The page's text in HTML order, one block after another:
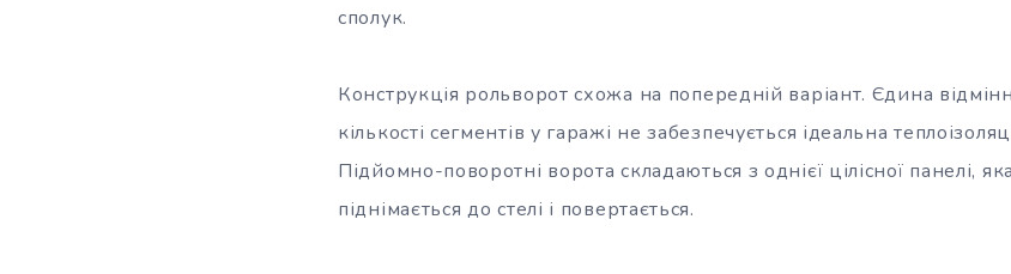
сполук.
Конструкція рольворот схожа на попередній варіант. Єдина
кількості сегментів у гаражі не забезпечується ідеальна
Підйомно-поворотні ворота складаються з однієї цілісної панелі,
піднімається до стелі і повертається.